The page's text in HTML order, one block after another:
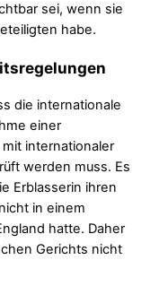
sei, wenn sie
habe.
die internationale
einer
internationaler
werden muss. Es
Erblasserin ihren
in einem
hatte. Daher
Gerichts nicht